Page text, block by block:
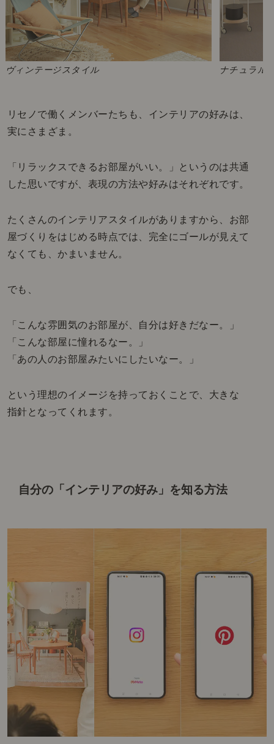
ヴィンテージスタイル ナチュラル
リセノで働くメンバーたちも、インテリアの好みは、
実にさまざま。
「リラックスできるお部屋がいい。」というのは共通
した思いですが、表現の方法や好みはそれぞれです。
たくさんのインテリアスタイルがありますから、お部
屋づくりをはじめる時点では、完全にゴールが見えて
なくても、かまいません。
でも、
「こんな雰囲気のお部屋が、自分は好きだなー。」
「こんな部屋に憧れるなー。」
「あの人のお部屋みたいにしたいなー。」
という理想のイメージを持っておくことで、大きな
指針となってくれます。
自分の「インテリアの好み」を知る方法